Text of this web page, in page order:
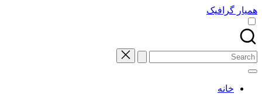
Skip
to
content
همیار گرافیک
Search
for:
خانه